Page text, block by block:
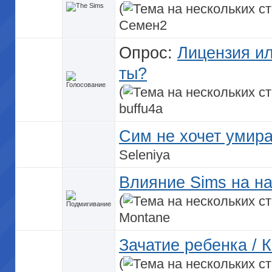
(
Семен2
Опрос: Лицензия
ты?
(
buffu4a
Сим не хочет
Seleniya
Влияние Sims на
(
Montane
Зачатие ребенка /
(